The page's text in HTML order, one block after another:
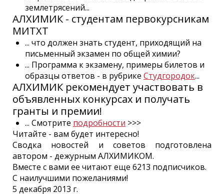
землетрясений...
АЛХИМИК - студентам первокурсникам
МИТХТ
... что должен знать студент, приходящий на
письменный экзамен по общей химии?
... Программа к экзамену, примеры билетов и
образцы ответов - в рубрике Студгородок...
АЛХИМИК рекомендует участвовать в
объявленных конкурсах и получать
гранты и премии!
... Смотрите подробности >>>
Читайте - вам будет интересно!
Сводка новостей и советов подготовлена
автором - дежурным АЛХИМИКОМ.
Вместе с вами ее читают еще 6213 подписчиков.
С наилучшими пожеланиями!
5 декабря 2013 г.